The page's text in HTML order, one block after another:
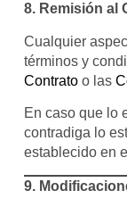
8. Remisión al
Cualquier
términos y
Contrato o las
En caso que lo
contradiga lo
establecido en
9.